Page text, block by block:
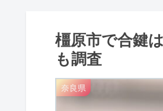
橿原市で合鍵
も調査
奈良県